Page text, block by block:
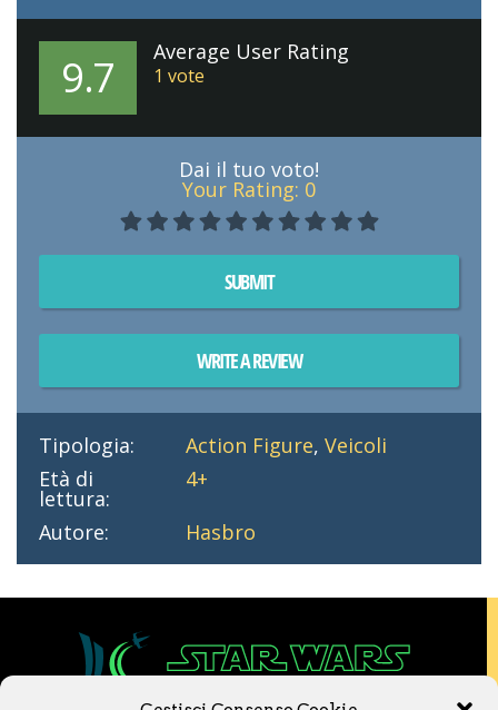
9.7 Average User Rating
1 vote
Dai il tuo voto!
Your Rating: 0
SUBMIT
WRITE A REVIEW
Tipologia: Action Figure,Veicoli
Età di
lettura:
4+
Autore:
Hasbro